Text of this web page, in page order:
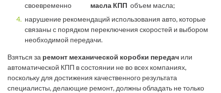
своевременно
масла КПП объем масла;
нарушение рекомендаций использования авто, которые
связаны с порядком переключения скоростей и выбором
необходимой передачи.
Взяться за ремонт механической коробки передач или
автоматической КПП в состоянии не во всех компаниях,
поскольку для достижения качественного результата
специалисты, делающие ремонт, должны обладать не только